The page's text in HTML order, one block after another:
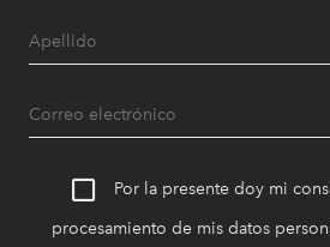
Por la presente doy mi
procesamiento de mis datos